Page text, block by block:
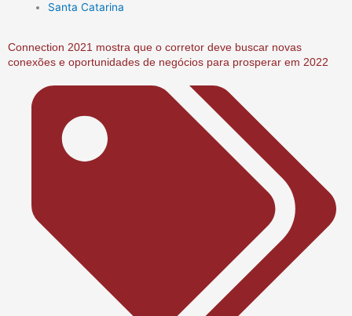
Santa Catarina
Connection 2021 mostra que o corretor deve buscar novas
conexões e oportunidades de negócios para prosperar em 2022